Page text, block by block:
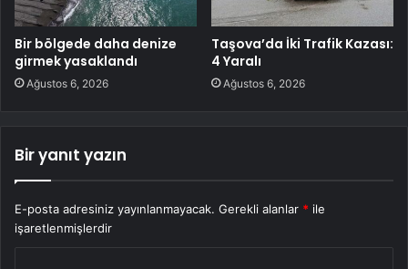
Bir bölgede daha denize
girmek yasaklandı
Ağustos 6, 2026
Taşova’da İki Trafik Kazası:
4 Yaralı
Ağustos 6, 2026
Bir yanıt yazın
E-posta adresiniz yayınlanmayacak. Gerekli alanlar * ile
işaretlenmişlerdir